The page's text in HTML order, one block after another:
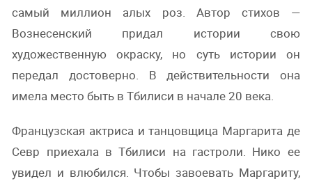
самый миллион алых роз. Автор стихов —
Вознесенский придал истории свою
художественную окраску, но суть истории он
передал достоверно. В действительности она
имела место быть в Тбилиси в начале 20 века.
Французская актриса и танцовщица Маргарита де
Севр приехала в Тбилиси на гастроли. Нико ее
увидел и влюбился. Чтобы завоевать Маргариту,